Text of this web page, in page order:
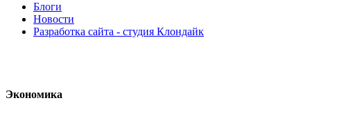
Блоги
Новости
Разработка сайта - студия Клондайк
Экономика